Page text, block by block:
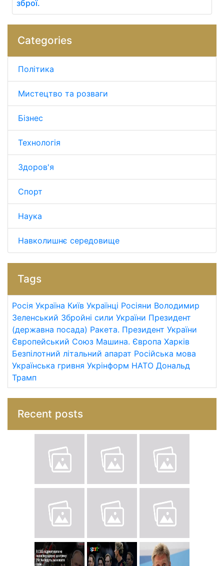
зброї.
Categories
Політика
Мистецтво та розваги
Бізнес
Технологія
Здоров'я
Спорт
Наука
Навколишнє середовище
Tags
Росія Україна Київ Українці Росіяни Володимир
Зеленський Збройні сили України Президент
(державна посада) Ракета. Президент України
Європейський Союз Машина. Європа Харків
Безпілотний літальний апарат Російська мова
Українська гривня Укрінформ НАТО Дональд
Трамп
Recent posts